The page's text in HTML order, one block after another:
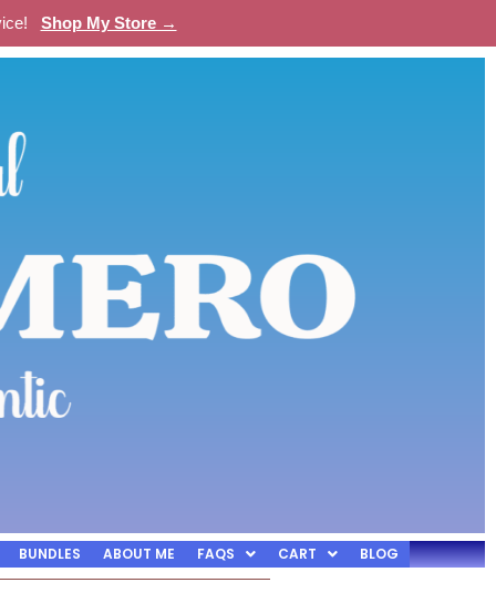
Shop My Store →
BUNDLES ABOUT ME FAQS CART BLOG